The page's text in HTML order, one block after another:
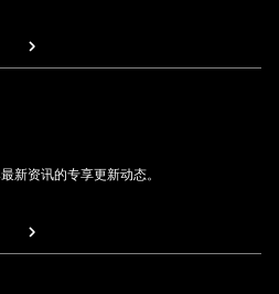
新资讯的专享更新动态。